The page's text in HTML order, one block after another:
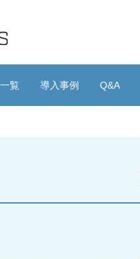
覧 導入事例 Q&A